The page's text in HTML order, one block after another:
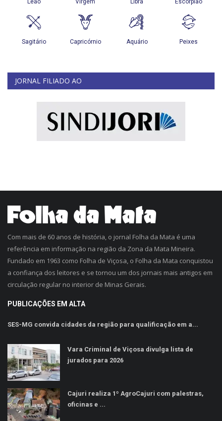
JORNAL FILIADO AO
Com mais de 60 anos de história, o jornal Folha da Mata é uma
referência em informação na região da Zona da Mata Mineira.
Fundado em 1963 como Folha de Viçosa, o Folha da Mata conquistou
a confiança dos leitores e se tornou um dos jornais mais antigos em
circulação regular no interior de Minas Gerais.
PUBLICAÇÕES EM ALTA
SES-MG convida cidades da região para qualificação em a...
Vara Criminal de Viçosa divulga lista de
jurados para 2026
Cajuri realiza 1º AgroCajuri com palestras,
oficinas e ...